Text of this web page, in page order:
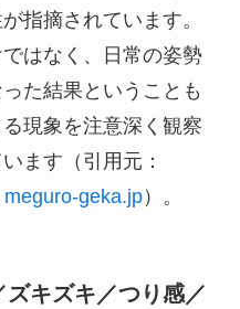
指摘されています。
はなく、日常の姿勢
た結果ということも
現象を注意深く観察
ます（引用元：
meguro-geka.jp）。
ズキズキ／つり感／